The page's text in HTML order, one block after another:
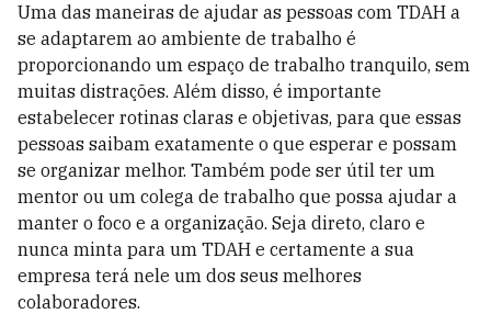
Uma das maneiras de ajudar as pessoas com TDAH a
se adaptarem ao ambiente de trabalho é
proporcionando um espaço de trabalho tranquilo, sem
muitas distrações. Além disso, é importante
estabelecer rotinas claras e objetivas, para que essas
pessoas saibam exatamente o que esperar e possam
se organizar melhor. Também pode ser útil ter um
mentor ou um colega de trabalho que possa ajudar a
manter o foco e a organização. Seja direto, claro e
nunca minta para um TDAH e certamente a sua
empresa terá nele um dos seus melhores
colaboradores.